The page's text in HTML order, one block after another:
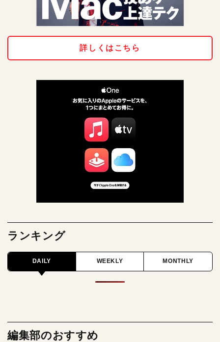
詳しくはこちら
ランキング
DAILY WEEKLY MONTHLY
編集部のおすすめ